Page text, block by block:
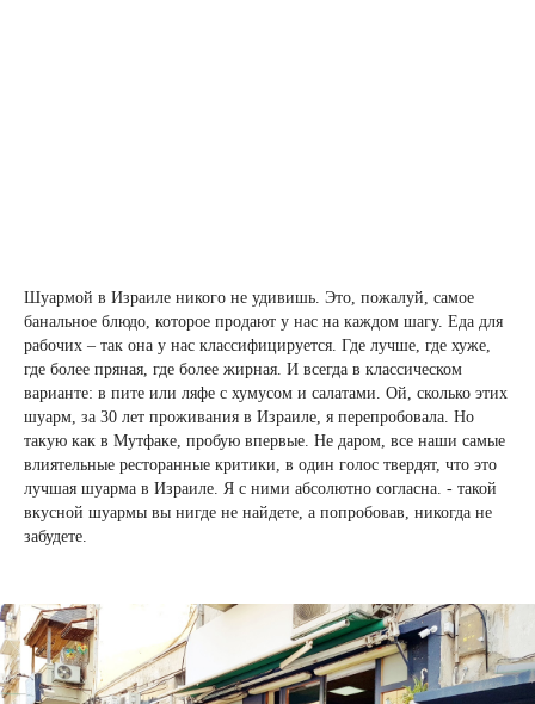
Шуармой в Израиле никого не удивишь. Это, пожалуй, самое
банальное блюдо, которое продают у нас на каждом шагу. Еда для
рабочих – так она у нас классифицируется. Где лучше, где хуже,
где более пряная, где более жирная. И всегда в классическом
варианте: в пите или ляфе с хумусом и салатами. Ой, сколько этих
шуарм, за 30 лет проживания в Израиле, я перепробовала. Но
такую как в Мутфаке, пробую впервые. Не даром, все наши самые
влиятельные ресторанные критики, в один голос твердят, что это
лучшая шуарма в Израиле. Я с ними абсолютно согласна. - такой
вкусной шуармы вы нигде не найдете, а попробовав, никогда не
забудете.